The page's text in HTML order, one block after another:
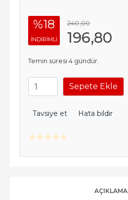
%18
INDIRIMLI
240,00
196,80
Temin süresi 4 gündür.
Sepete Ekle
Tavsiye et Hata bildir
AÇIKLAMA